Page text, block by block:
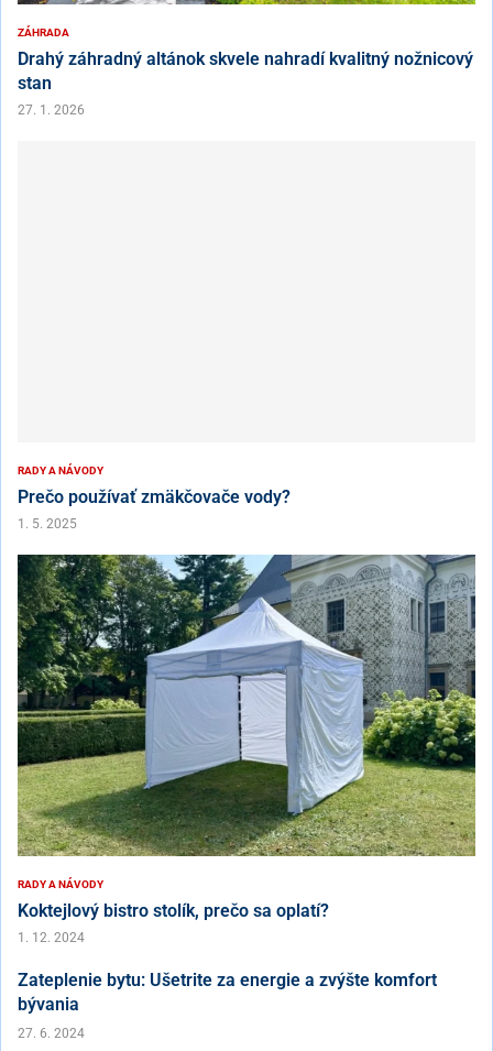
ZÁHRADA
Drahý záhradný altánok skvele nahradí kvalitný nožnicový
stan
27. 1. 2026
RADY A NÁVODY
Prečo používať zmäkčovače vody?
1. 5. 2025
RADY A NÁVODY
Koktejlový bistro stolík, prečo sa oplatí?
1. 12. 2024
Zateplenie bytu: Ušetrite za energie a zvýšte komfort
bývania
27. 6. 2024